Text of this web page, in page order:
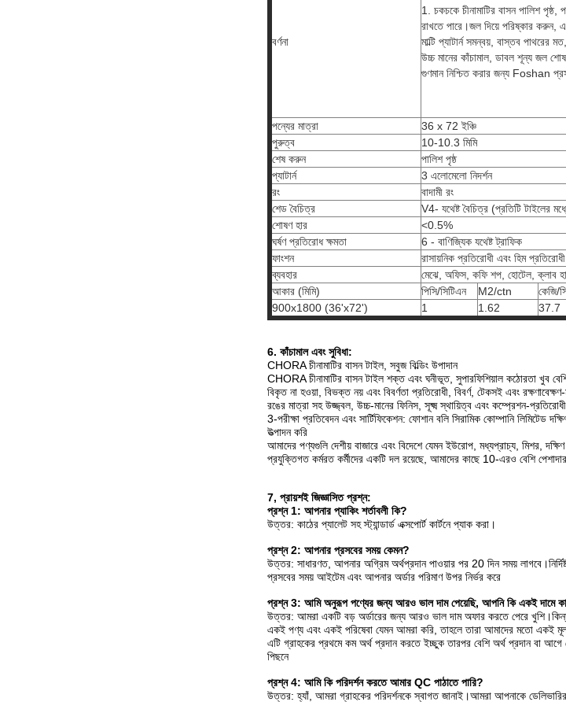
বর্ণনা
1. চকচকে চীনামাটির বাসন পালিশ পৃষ্ঠ,
রাখতে পারে।জল দিয়ে পরিষ্কার করুন,
মাল্টি প্যাটার্ন সমন্বয়, বাস্তব
উচ্চ মানের কাঁচামাল, ডাবল শূন্য জল
গুণমান নিশ্চিত করার জন্য Foshan
পন্যের মাত্রা
36 x 72 ইঞ্চি
পুরুত্ব
10-10.3 মিমি
শেষ করুন
পালিশ পৃষ্ঠ
প্যাটার্ন
3 এলোমেলো নিদর্শন
রং
বাদামী রং
শেড বৈচিত্র
V4- যথেষ্ট বৈচিত্র (প্রতিটি টাইলের
শোষণ হার
<0.5%
ঘর্ষণ প্রতিরোধ ক্ষমতা
6 - বাণিজ্যিক যথেষ্ট ট্রাফিক
ফাংশন
রাসায়নিক প্রতিরোধী এবং হিম
ব্যবহার
মেঝে, অফিস, কফি শপ, হোটেল, ক্লাব
আকার (মিমি)
পিসি/সিটিএন M2/ctn কেজি/
900x1800 (36'x72')
1 1.62 37.7
6. কাঁচামাল এবং সুবিধা:
CHORA চীনামাটির বাসন টাইল, সবুজ বিল্ডিং উপাদান
CHORA চীনামাটির বাসন টাইল শক্ত এবং ঘনীভূত, সুপারফিশিয়াল কঠোরতা খুব
বিকৃত না হওয়া, বিভক্ত নয় এবং বিবর্ণতা প্রতিরোধী, বিবর্ণ, টেকসই এবং
রঙের মাত্রা সহ উজ্জ্বল, উচ্চ-মানের ফিনিস, সূক্ষ্ম স্থায়িত্ব এবং কম্প্রেশন-
3-পরীক্ষা প্রতিবেদন এবং সার্টিফিকেশন: ফোশান বলি সিরামিক কোম্পানি লিমিটেড
উত্পাদন করি
আমাদের পণ্যগুলি দেশীয় বাজারে এবং বিদেশে যেমন ইউরোপ, মধ্যপ্রাচ্য, মিশর,
প্রযুক্তিগত কর্মরত কর্মীদের একটি দল রয়েছে, আমাদের কাছে 10-এরও বেশি
7, প্রায়শই জিজ্ঞাসিত প্রশ্ন:
প্রশ্ন 1: আপনার প্যাকিং শর্তাবলী কি?
উত্তর: কাঠের প্যালেট সহ স্ট্যান্ডার্ড এক্সপোর্ট কার্টনে প্যাক করা।
প্রশ্ন 2: আপনার প্রসবের সময় কেমন?
উত্তর: সাধারণত, আপনার অগ্রিম অর্থপ্রদান পাওয়ার পর 20 দিন সময়
প্রসবের সময় আইটেম এবং আপনার অর্ডার পরিমাণ উপর নির্ভর করে
প্রশ্ন 3: আমি অনুরূপ পণ্যের জন্য আরও ভাল দাম পেয়েছি, আপনি কি একই দামে
উত্তর: আমরা একটি বড় অর্ডারের জন্য আরও ভাল দাম অফার করতে পেরে
একই পণ্য এবং একই পরিষেবা যেমন আমরা করি, তাহলে তারা আমাদের মতো একই
এটি গ্রাহকের প্রথমে কম অর্থ প্রদান করতে ইচ্ছুক তারপর বেশি অর্থ প্রদান বা আগে
পিছনে
প্রশ্ন 4: আমি কি পরিদর্শন করতে আমার QC পাঠাতে পারি?
উত্তর: হ্যাঁ, আমরা গ্রাহকের পরিদর্শনকে স্বাগত জানাই।আমরা আপনাকে